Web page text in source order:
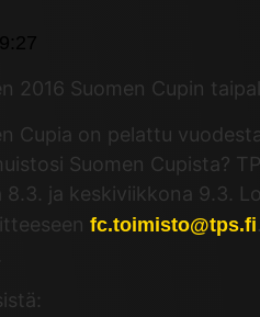
2016 Suomen Cupin
Cupia on pelattu
Suomen Cupista?
ja keskiviikkona 9.3.
fc.toimisto@tps.fi